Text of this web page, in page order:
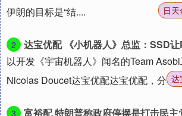
伊朗的目标是“结....
日
2
达宝优配 《小机器人》总监：SSD让PS5更具优
以开发《宇宙机器人》闻名的Team
Nicolas Doucet达宝优配达宝优配，分享达
3
富裕配 特朗普称政府停摆是打击民主党的 “前